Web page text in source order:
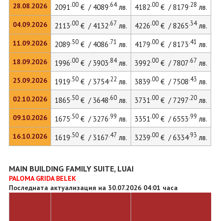
28.08.2026
04.09.2026
11.09.2026
18.09.2026
25.09.2026
02.10.2026
09.10.2026
16.10.2026
2091.00€ / 4089.64лв. 4182.00€ / 8179.28 лв.
2113.00€ / 4132.67 лв. 4226.00€ / 8265.34лв.
2089.50€ / 4086.71 лв. 4179.00€ / 8173.41 лв.
1996.00€ / 3903.84лв. 3992.00€ / 7807.67 лв.
1919.50€ / 3754.22 лв. 3839.00€ / 7508.43 лв.
1865.50€ / 3648.60лв. 3731.00€ / 7297.20лв.
1675.50€ / 3276.99 лв. 3351.00€ / 6553.99 лв.
1619.50€ / 3167.47 лв. 3239.00€ / 6334.93 лв.
MAIN BUILDING FAMILY SUITE, LUAI
PALOMA GRIDA BELEK
Последната актуализация на 30.07.2026 04:01 часа